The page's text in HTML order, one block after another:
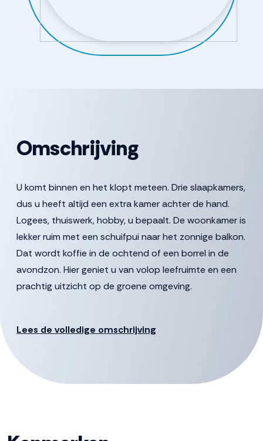
Omschrijving
U komt binnen en het klopt meteen. Drie slaapkamers,
dus u heeft altijd een extra kamer achter de hand.
Logees, thuiswerk, hobby, u bepaalt. De woonkamer is
lekker ruim met een schuifpui naar het zonnige balkon.
Dat wordt koffie in de ochtend of een borrel in de
avondzon. Hier geniet u van volop leefruimte en een
prachtig uitzicht op de groene omgeving.
* Grote woonkamer met daglicht van meerdere kanten
* Ruime hoofdslaapkamer met twee en extra royale
(slaap)kamers
Lees de volledige omschrijving